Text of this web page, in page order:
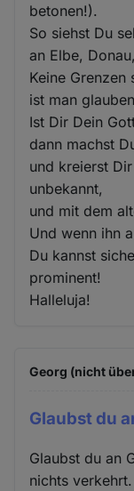
betonen!).
So siehst Du
an Elbe,
Keine Grenzen
ist man
Ist Dir Dein
dann machst
und kreierst
unbekannt,
und mit dem
Und wenn ihn
Du kannst
prominent!
Halleluja!
Georg (nicht
Glaubst du
Glaubst du an
nichts